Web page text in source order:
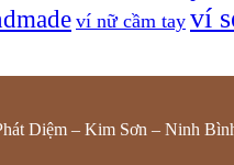
ví nữ cầm tay ví
Diệm – Kim Sơn – Ninh